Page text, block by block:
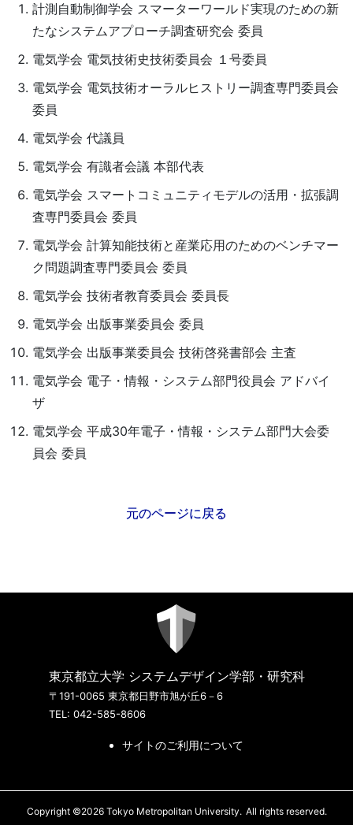
計測自動制御学会 スマーターワールド実現のための新
たなシステムアプローチ調査研究会 委員
電気学会 電気技術史技術委員会 １号委員
電気学会 電気技術オーラルヒストリー調査専門委員会
委員
電気学会 代議員
電気学会 有識者会議 本部代表
電気学会 スマートコミュニティモデルの活用・拡張調
査専門委員会 委員
電気学会 計算知能技術と産業応用のためのベンチマー
ク問題調査専門委員会 委員
電気学会 技術者教育委員会 委員長
電気学会 出版事業委員会 委員
電気学会 出版事業委員会 技術啓発書部会 主査
電気学会 電子・情報・システム部門役員会 アドバイ
ザ
電気学会 平成30年電子・情報・システム部門大会委
員会 委員
元のページに戻る
東京都立大学 システムデザイン学部・研究科
〒191-0065 東京都日野市旭が丘6－6
TEL: 042-585-8606
サイトのご利用について
Copyright ©2026 Tokyo Metropolitan University. All rights reserved.